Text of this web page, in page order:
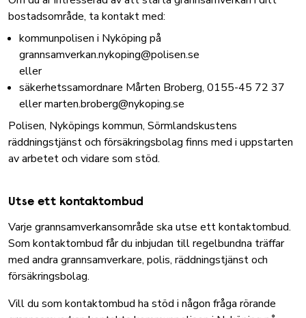
bostadsområde, ta kontakt med:
kommunpolisen i Nyköping på
grannsamverkan.nykoping@polisen.se
eller
säkerhetssamordnare Mårten Broberg, 0155-45 72 37
ellermarten.broberg@nykoping.se
Polisen, Nyköpings kommun, Sörmlandskustens
räddningstjänst och försäkringsbolag finns med i uppstarten
av arbetet och vidare som stöd.
Utse ett kontaktombud
Varje grannsamverkansområde ska utse ett kontaktombud.
Som kontaktombud får du inbjudan till regelbundna träffar
med andra grannsamverkare, polis, räddningstjänst och
försäkringsbolag.
Vill du som kontaktombud ha stöd i någon fråga rörande